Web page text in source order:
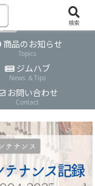
商品のお知らせ
Topics
ジムハブ
News ＆Tips
お問い合わせ
Contact
検索